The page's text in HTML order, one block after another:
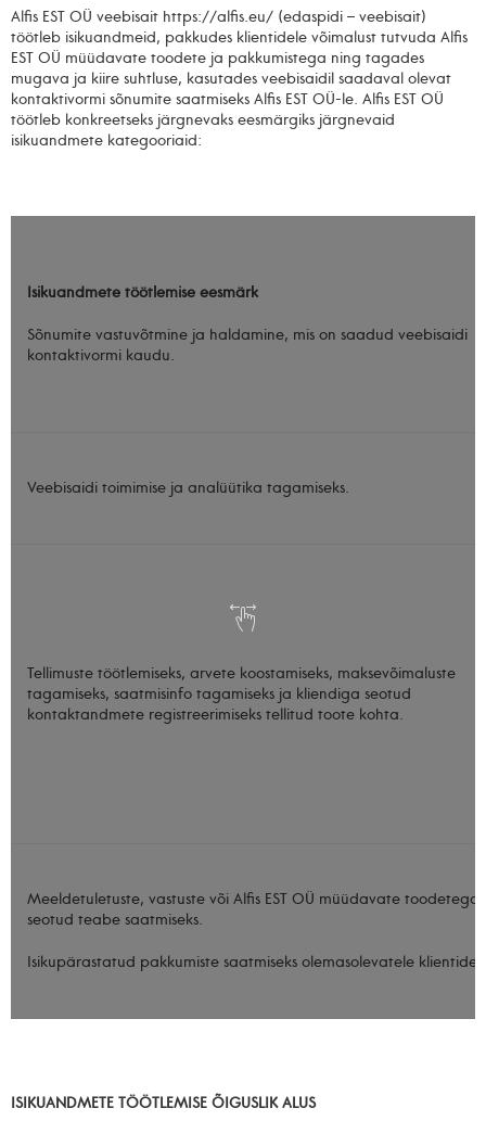
Alfis EST OÜ veebisait https://alfis.eu/ (edaspidi – veebisait)
töötleb isikuandmeid, pakkudes klientidele võimalust tutvuda Alfis
EST OÜ müüdavate toodete ja pakkumistega ning tagades
mugava ja kiire suhtluse, kasutades veebisaidil saadaval olevat
kontaktivormi sõnumite saatmiseks Alfis EST OÜ-le. Alfis EST OÜ
töötleb konkreetseks järgnevaks eesmärgiks järgnevaid
isikuandmete kategooriaid:
Isikuandmete töötlemise eesmärk
Sõnumite vastuvõtmine ja haldamine, mis on saadud veebisaidi
kontaktivormi kaudu.
Veebisaidi toimimise ja analüütika tagamiseks.
Tellimuste töötlemiseks, arvete koostamiseks, maksevõimaluste
tagamiseks, saatmisinfo tagamiseks ja kliendiga seotud
kontaktandmete registreerimiseks tellitud toote kohta.
Meeldetuletuste, vastuste või Alfis EST OÜ müüdavate toodetega
seotud teabe saatmiseks.
Isikupärastatud pakkumiste saatmiseks olemasolevatele
ISIKUANDMETE TÖÖTLEMISE ÕIGUSLIK ALUS